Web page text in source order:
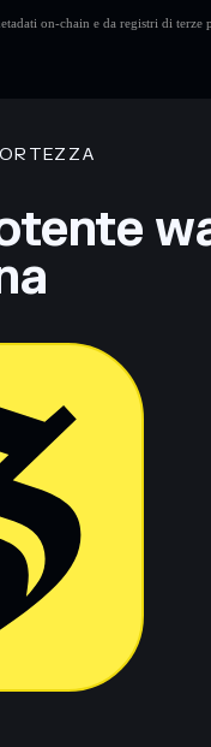
on-chain e da registri di terze